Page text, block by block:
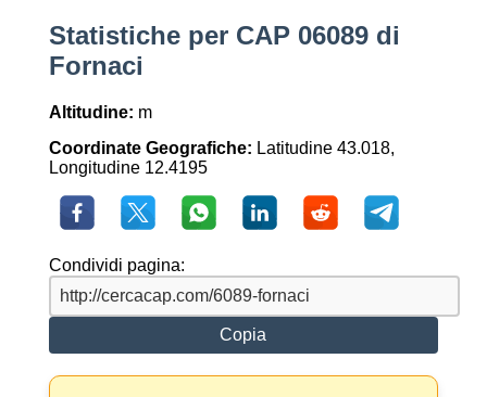
Statistiche per CAP 06089 di
Fornaci
Altitudine: m
Coordinate Geografiche: Latitudine 43.018,
Longitudine 12.4195
Condividi pagina:
Copia